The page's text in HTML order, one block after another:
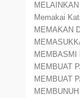
Memakai
MEMAKAN
MEMBASMI
MEMBUAT
MEMBUAT